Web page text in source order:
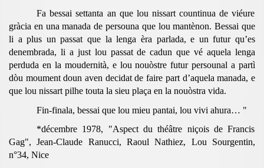
Fa bessai settanta an que lou nissart countinua de viéure
gràcia en una manada de persouna que lou mantènon. Bessai que
li a plus un passat que la lenga èra parlada, e un futur qu’es
denembrada, li a just lou passat de cadun que vé aquela lenga
perduda en la moudernità, e lou nouòstre futur persounal a partì
dòu moument doun aven decidat de faire part d’aquela manada, e
que lou nissart pilhe touta la sieu plaça en la nouòstra vida.
Fin-finala, bessai que lou mieu pantai, lou vivi ahura… "
*décembre 1978, "Aspect du théâtre niçois de Francis
Gag", Jean-Claude Ranucci, Raoul Nathiez, Lou Sourgentin,
n°34, Nice